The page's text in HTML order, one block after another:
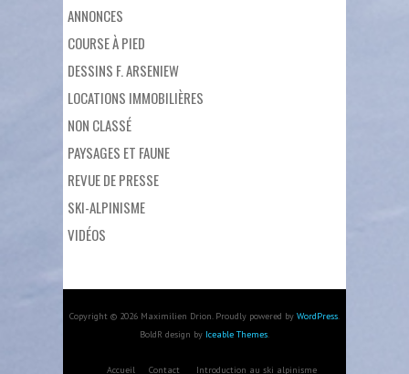
ANNONCES
COURSE À PIED
DESSINS F. ARSENIEW
LOCATIONS IMMOBILIÈRES
NON CLASSÉ
PAYSAGES ET FAUNE
REVUE DE PRESSE
SKI-ALPINISME
VIDÉOS
Copyright © 2026 Maximilien Drion. Proudly powered by WordPress.
BoldR design by Iceable Themes.
Accueil Contact Introduction au ski alpinisme